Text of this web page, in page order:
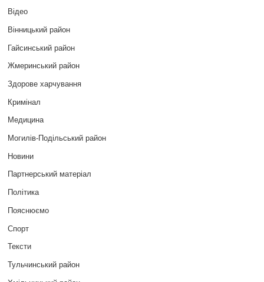
Відео
Вінницький район
Гайсинський район
Жмеринський район
Здорове харчування
Кримінал
Медицина
Могилів-Подільський район
Новини
Партнерський матеріал
Політика
Пояснюємо
Спорт
Тексти
Тульчинський район